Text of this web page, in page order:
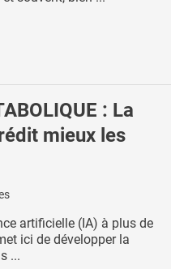
: La
mieux les
artificielle (IA) à plus de
ici de développer la
...